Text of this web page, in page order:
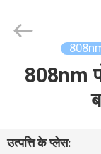
supplier.
All
Rights
808nm
उत्पत्ति के प्लेस: